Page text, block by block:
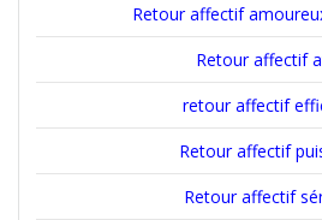
Retour affectif
Retour affectif
retour affectif
Retour affectif
Retour affectif